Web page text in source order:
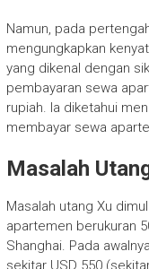
Namun, pada
mengungkapkan
yang dikenal dengan
pembayaran sewa
rupiah. Ia diketahui
membayar sewa
Masalah
Masalah utang Xu
apartemen berukuran
Shanghai. Pada
sekitar USD 550